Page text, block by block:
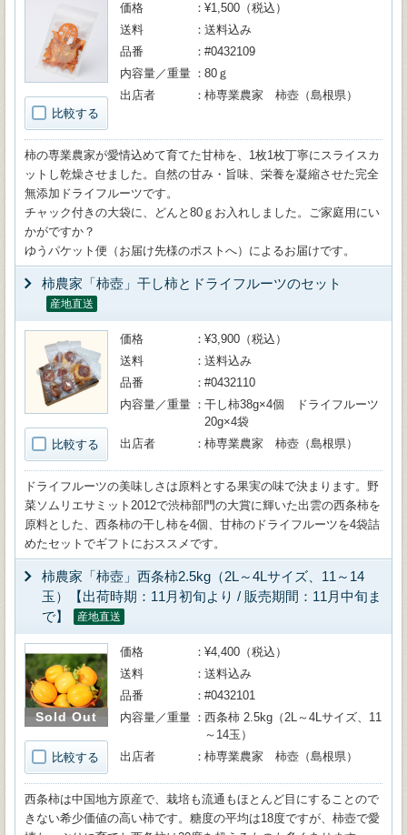
比較する
価格
¥1,500（税込）
送料
送料込み
品番
#0432109
内容量／重量
80ｇ
出店者
柿専業農家 柿壺（島根県）
柿の専業農家が愛情込めて育てた甘柿を、1枚1枚丁寧にスライスカ
ットし乾燥させました。自然の甘み・旨味、栄養を凝縮させた完全
無添加ドライフルーツです。
チャック付きの大袋に、どんと80ｇお入れしました。ご家庭用にい
かがですか？
ゆうパケット便（お届け先様のポストへ）によるお届けです。
柿農家「柿壺」干し柿とドライフルーツのセット
産地直送
比較する
価格
¥3,900（税込）
送料
送料込み
品番
#0432110
内容量／重量
干し柿38g×4個 ドライフルーツ
20g×4袋
出店者
柿専業農家 柿壺（島根県）
ドライフルーツの美味しさは原料とする果実の味で決まります。野
菜ソムリエサミット2012で渋柿部門の大賞に輝いた出雲の西条柿を
原料とした、西条柿の干し柿を4個、甘柿のドライフルーツを4袋詰
めたセットでギフトにおススメです。
柿農家「柿壺」西条柿2.5kg（2L～4Lサイズ、11～14
玉）【出荷時期：11月初旬より / 販売期間：11月中旬ま
で】
産地直送
Sold Out
比較する
価格
¥4,400（税込）
送料
送料込み
品番
#0432101
内容量／重量
西条柿 2.5kg（2L～4Lサイズ、11
～14玉）
出店者
柿専業農家 柿壺（島根県）
西条柿は中国地方原産で、栽培も流通もほとんど目にすることので
きない希少価値の高い柿です。糖度の平均は18度ですが、柿壺で愛